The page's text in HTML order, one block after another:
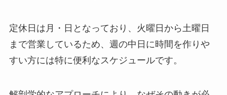
定休日は月・日となっており、火曜日から土曜日
まで営業しているため、週の中日に時間を作りや
すい方には特に便利なスケジュールです。